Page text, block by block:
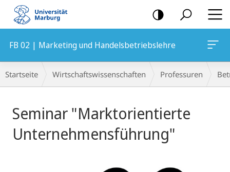
Mobile-
Navigation
FB 02 | Marketing und Handelsbetriebslehre
Breadcrumb-
Navigation
Startseite Wirtschaftswissenschaften Professuren
Seminar "Marktorientierte
Unternehmensführung"